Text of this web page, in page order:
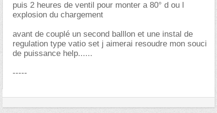
puis 2 heures de ventil pour monter a 80° d ou l
explosion du chargement
avant de couplé un second balllon et une instal de
regulation type vatio set j aimerai resoudre mon souci
de puissance help......
-----